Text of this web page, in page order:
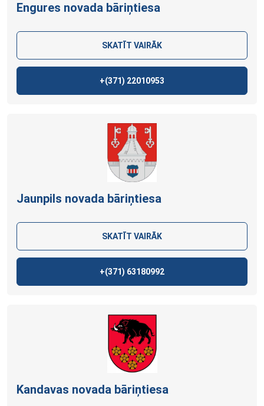
Engures novada bāriņtiesa
SKATĪT VAIRĀK
+(371) 22010953
Jaunpils novada bāriņtiesa
SKATĪT VAIRĀK
+(371) 63180992
Kandavas novada bāriņtiesa